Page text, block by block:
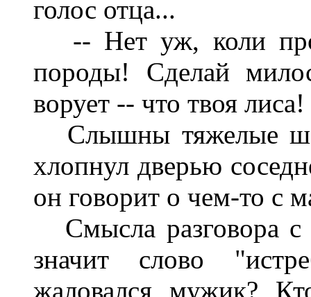
голос отца...
-- Нет уж, коли
породы! Сделай
ворует -- что твоя лиса!
Слышны тяжелые
хлопнул дверью
он говорит о чем-то с
Смысла разговора
значит слово
жаловался мужик?